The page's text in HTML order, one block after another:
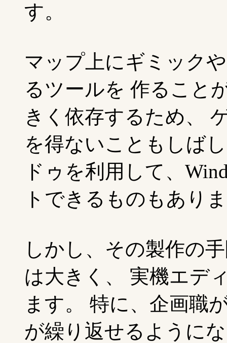
す。
マップ上にギミック
るツールを 作ること
きく依存するため、
を得ないこともしば
ドゥを利用して、
トできるものもあり
しかし、その製作の
は大きく、 実機エデ
ます。 特に、企画職
が繰り返せるように